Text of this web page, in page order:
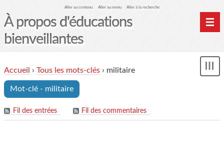
Aller au contenu Aller au menu Aller à la recherche
À propos d'éducations
bienveillantes
Archives
Mon monde du cheval
Accueil › Tous les mots-clés › militaire
Mot-clé - militaire
Fil des entrées Fil des commentaires